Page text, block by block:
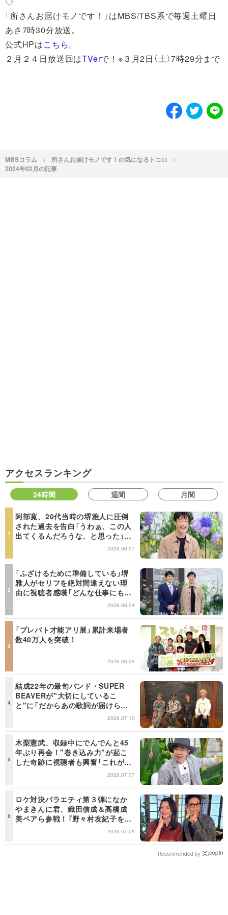
「所さんお届けモノです！」はMBS/TBS系で毎週土曜日
あさ7時30分放送。
公式HPはこちら。
２月２４日放送回はTVerで！※３月2日（土）7時29分まで
MBSコラム
所さんお届けモノです！の気になるトコロ
2024年02月の記事
アクセスランキング
24時間 週間 月間
阿部寛、20代当時の堺雅人に圧倒
された過去を告白「うわぁ、この人
出てくるんだろうな、と思った」
2026.08.07
「ふざけるために準備している」堺
雅人がセリフを絶対間違えない理
由に視聴者感嘆「どんな仕事にも当
てはまる」【日曜日の初耳学】2026.08.04
「プレバト才能アリ展」累計来場者
数40万人を突破！
2026.08.09
結成22年の最旬バンド・SUPER
BEAVERが"大切にしているこ
と"に「だからあの歌詞が届けられ
るんだ」共感の声＜日曜日の初耳学
2026.07.10
木梨憲武、収録中にでんでんと45
年ぶり再会！"巻き込み力"が起こ
した奇跡に視聴者も興奮「これがテ
レビの面白さだよね！」＜日曜日の
2026.07.07
ロケ対決バラエティ第３弾になか
やまきんに君、織田信成＆高橋成
美ペアら参戦！『野々村友紀子を黙
らせろ！』１２日（日）昼に放送！
2026.07.09
Recommended by